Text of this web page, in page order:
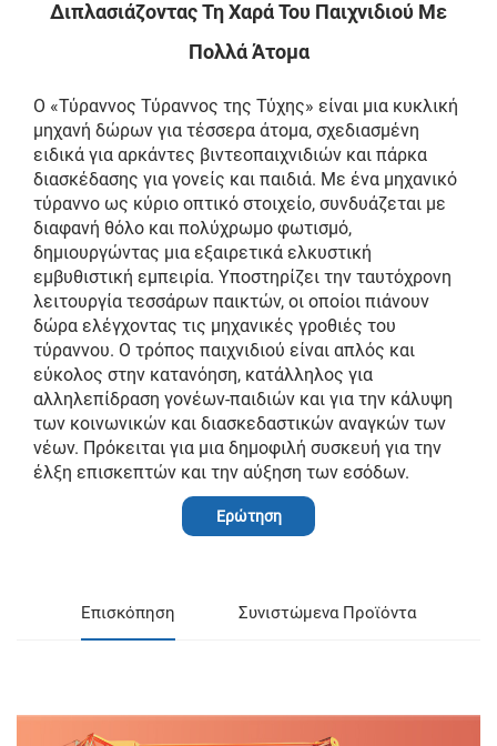
Διπλασιάζοντας Τη Χαρά Του Παιχνιδιού Με
Πολλά Άτομα
Ο «Τύραννος Τύραννος της Τύχης» είναι μια κυκλική
μηχανή δώρων για τέσσερα άτομα, σχεδιασμένη
ειδικά για αρκάντες βιντεοπαιχνιδιών και πάρκα
διασκέδασης για γονείς και παιδιά. Με ένα μηχανικό
τύραννο ως κύριο οπτικό στοιχείο, συνδυάζεται με
διαφανή θόλο και πολύχρωμο φωτισμό,
δημιουργώντας μια εξαιρετικά ελκυστική
εμβυθιστική εμπειρία. Υποστηρίζει την ταυτόχρονη
λειτουργία τεσσάρων παικτών, οι οποίοι πιάνουν
δώρα ελέγχοντας τις μηχανικές γροθιές του
τύραννου. Ο τρόπος παιχνιδιού είναι απλός και
εύκολος στην κατανόηση, κατάλληλος για
αλληλεπίδραση γονέων-παιδιών και για την κάλυψη
των κοινωνικών και διασκεδαστικών αναγκών των
νέων. Πρόκειται για μια δημοφιλή συσκευή για την
έλξη επισκεπτών και την αύξηση των εσόδων.
Ερώτηση
Επισκόπηση Συνιστώμενα Προϊόντα